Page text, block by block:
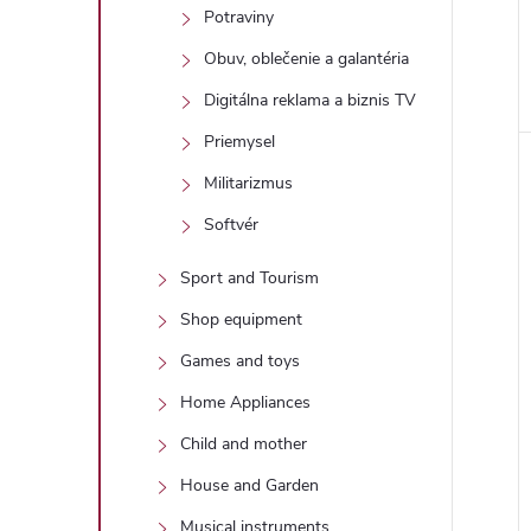
Potraviny
Obuv, oblečenie a galantéria
Digitálna reklama a biznis TV
Priemysel
Militarizmus
Softvér
Sport and Tourism
Shop equipment
Games and toys
Home Appliances
Child and mother
House and Garden